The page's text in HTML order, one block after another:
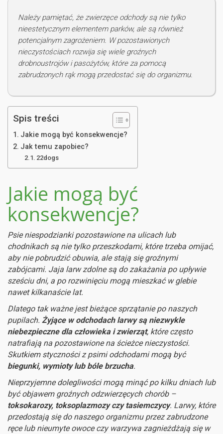
Należy pamiętać, że zwierzęce odchody są nie tylko
nieestetycznym elementem parków, ale są również
potencjalnym zagrożeniem. W pozostawionych
nieczystościach rozwija się wiele groźnych
drobnoustrojów i pasożytów, które za pomocą
zabrudzonych rąk mogą przedostać się do organizmu.
Spis treści
Jakie mogą być konsekwencje?
Jak temu zapobiec?
22dogs
Jakie mogą być
konsekwencje?
Psie niespodzianki pozostawione na ulicach lub
chodnikach są nie tylko przeszkodami, które trzeba omijać,
aby nie pobrudzić obuwia, ale stają się groźnymi
zabójcami. Jaja larw zdolne są do zakażania po upływie
sześciu dni, a po rozwinięciu mogą mieszkać w glebie
nawet kilkanaście lat.
Dlatego tak ważne jest bieżące sprzątanie po naszych
pupilach. Żyjące w odchodach larwy są niezwykle
niebezpieczne dla człowieka i zwierząt, które często
natrafiają na pozostawione na ścieżce nieczystości.
Skutkiem styczności z psimi odchodami mogą być
biegunki, wymioty lub bóle brzucha.
Nieprzyjemne dolegliwości mogą minąć po kilku dniach lub
być objawem groźnych odzwierzęcych chorób –
toksokarozy, toksoplazmozy czy tasiemczycy. Larwy, które
przedostają się do naszego organizmu przez zabrudzone
ręce lub nieumyte owoce czy warzywa zagnieżdżają się w